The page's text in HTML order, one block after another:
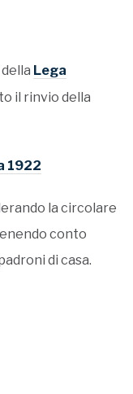
Lega
il rinvio della
1922
la circolare
conto
di casa.